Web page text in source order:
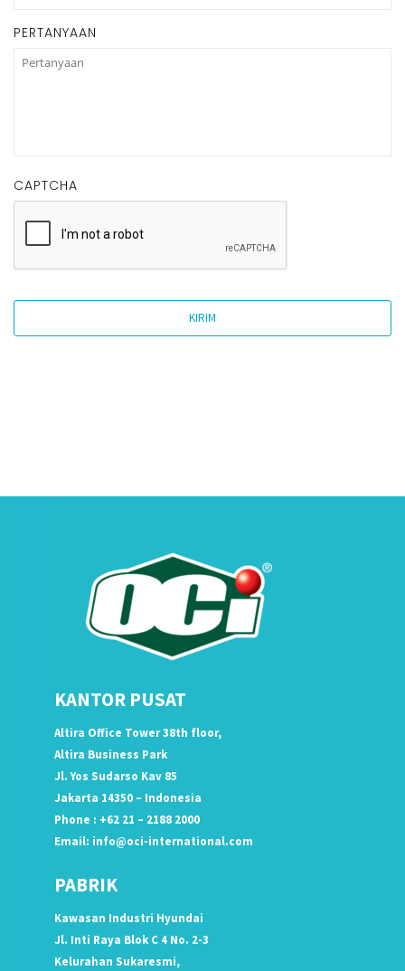
PERTANYAAN
CAPTCHA
KANTOR PUSAT
Altira Office Tower 38th floor,
Altira Business Park
Jl. Yos Sudarso Kav 85
Jakarta 14350 – Indonesia
Phone : +62 21 – 2188 2000
Email: info@oci-international.com
PABRIK
Kawasan Industri Hyundai
Jl. Inti Raya Blok C 4 No. 2-3
Kelurahan Sukaresmi,